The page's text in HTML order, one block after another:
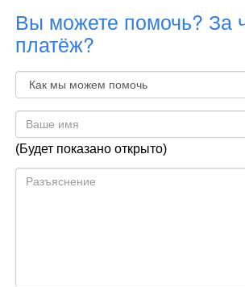
Вы можете помочь? За
платёж?
(Будет показано открыто)